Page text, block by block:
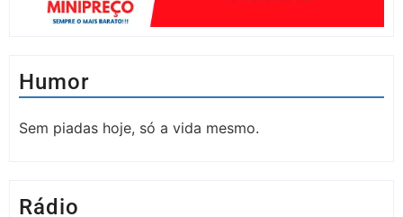
Humor
Sem piadas hoje, só a vida mesmo.
Rádio